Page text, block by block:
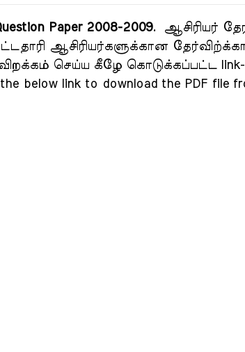
Paper 2008-2009.
ஆசிரியர்
ஆசிரியர்களுக்கான
செய்ய கீழே கொடுக்கப்பட்ட
below link to download the PDF file